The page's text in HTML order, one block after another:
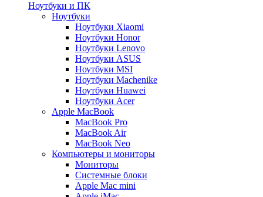
Ноутбуки и ПК
Ноутбуки
Ноутбуки Xiaomi
Ноутбуки Honor
Ноутбуки Lenovo
Ноутбуки ASUS
Ноутбуки MSI
Ноутбуки Machenike
Ноутбуки Huawei
Ноутбуки Acer
Apple MacBook
MacBook Pro
MacBook Air
MacBook Neo
Компьютеры и мониторы
Мониторы
Системные блоки
Apple Mac mini